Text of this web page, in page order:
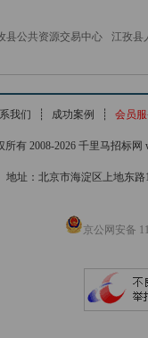
县公共资源交易中心 江孜县
我们 ┊ 成功案例 ┊ 会员
所有 2008-2026 千里马招标网
地址：北京市海淀区上地东
京公网安备